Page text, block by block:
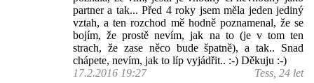
partner a tak... Před 4 roky jsem měla jeden jediný
vztah, a ten rozchod mě hodně poznamenal, že se
bojím, že prostě nevím, jak na to (je v tom ten
strach, že zase něco bude špatně), a tak.. Snad
chápete, nevím, jak to líp vyjádřit.. :-) Děkuju :-)
17.2.2016 19:27
Tess, 24 let